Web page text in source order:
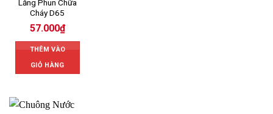
Lăng Phun Chữa
Cháy D65
57.000₫
THÊM VÀO
GIỎ HÀNG